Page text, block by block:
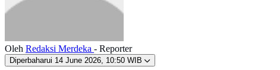
Oleh Redaksi Merdeka - Reporter
Diperbaharui 14 June 2026, 10:50 WIB